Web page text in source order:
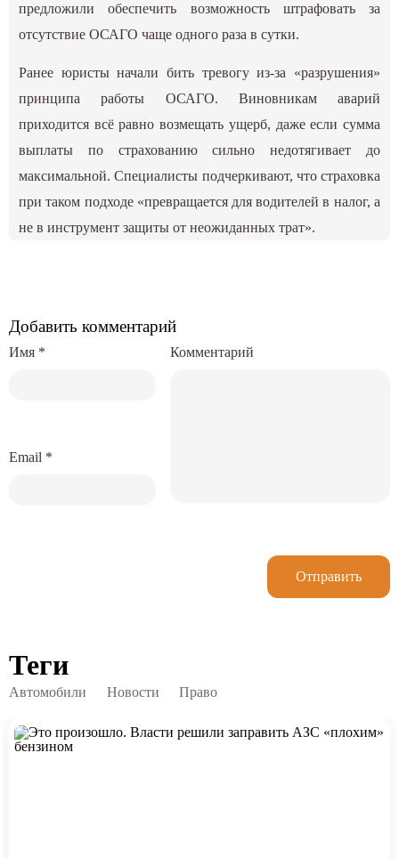
предложили обеспечить возможность штрафовать за
отсутствие ОСАГО чаще одного раза в сутки.
Ранее юристы начали бить тревогу из-за «разрушения»
принципа работы ОСАГО. Виновникам аварий
приходится всё равно возмещать ущерб, даже если сумма
выплаты по страхованию сильно недотягивает до
максимальной. Специалисты подчеркивают, что страховка
при таком подходе «превращается для водителей в налог, а
не в инструмент защиты от неожиданных трат».
Добавить комментарий
Комментарий
Имя *
Email *
Отправить
Теги
Автомобили Новости Право